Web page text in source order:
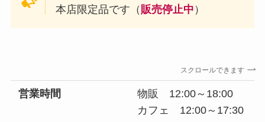
本店限定品です（ 販売停止中 ）
スクロールできます
営業時間
物販 12:00～18:00
カフェ 12:00～17:30